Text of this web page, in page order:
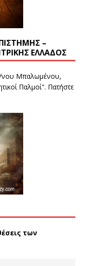
–
ΕΛΛΆΔΟΣ
νου Μπαλωμένου,
Παλμοί". Πατήστε
των